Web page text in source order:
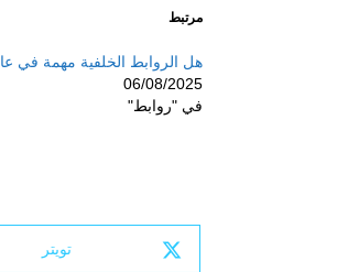
مرتبط
هل الروابط الخلفية مهمة في عام
06/08/2025
في "روابط"
تويتر